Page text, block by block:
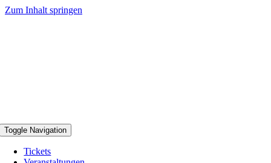
Zum Inhalt springen
Toggle Navigation
Tickets